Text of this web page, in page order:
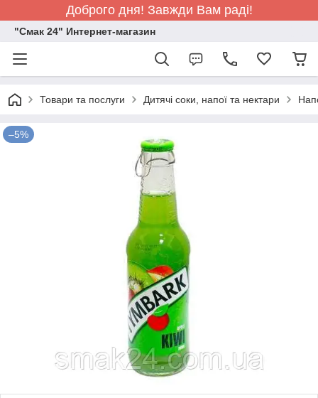
Доброго дня! Завжди Вам раді!
"Смак 24" Интернет-магазин
Товари та послуги Дитячі соки, напої та нектари
–5%